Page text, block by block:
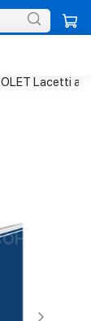
Lacetti